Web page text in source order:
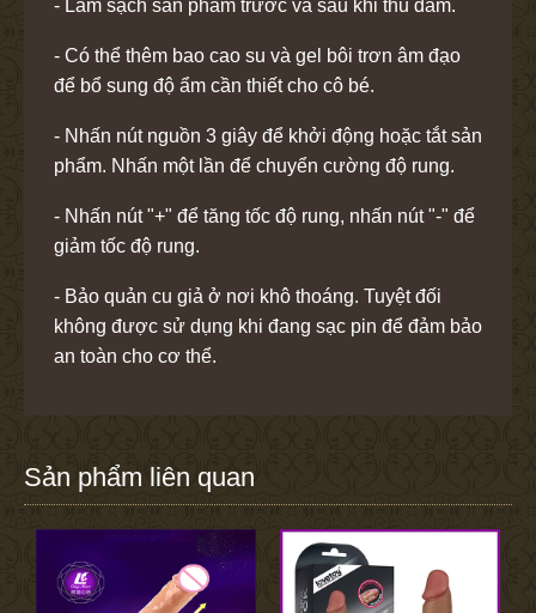
- Làm sạch sản phẩm trước và sau khi thủ dâm.
- Có thể thêm bao cao su và gel bôi trơn âm đạo
để bổ sung độ ẩm cần thiết cho cô bé.
- Nhấn nút nguồn 3 giây để khởi động hoặc tắt sản
phẩm. Nhấn một lần để chuyển cường độ rung.
- Nhấn nút "+" để tăng tốc độ rung, nhấn nút "-" để
giảm tốc độ rung.
- Bảo quản cu giả ở nơi khô thoáng. Tuyệt đối
không được sử dụng khi đang sạc pin để đảm bảo
an toàn cho cơ thể.
Sản phẩm liên quan